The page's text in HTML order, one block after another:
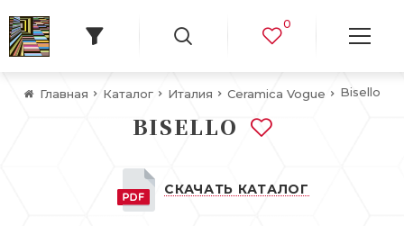
0
Главная Каталог Италия Ceramica Vogue Bisello
BISELLO
СКАЧАТЬ КАТАЛОГ